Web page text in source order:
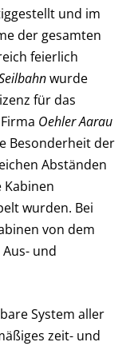
und im
der gesamten
feierlich
wurde
für das
Oehler Aarau
Besonderheit der
Abständen
wurden. Bei
von dem
und
System aller
zeit- und